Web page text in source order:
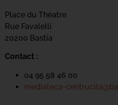
Place du Théatre
Rue Favalelli
20200 Bastia
Contact :
04 95 58 46 00
mediateca-